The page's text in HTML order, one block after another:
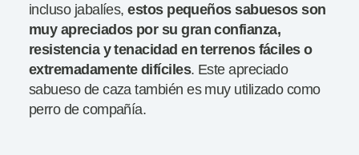
incluso jabalíes,estos pequeños sabuesos son
muy apreciados por su gran confianza,
resistencia y tenacidad en terrenos fáciles o
extremadamente difíciles. Este apreciado
sabueso de caza también es muy utilizado como
perro de compañía.